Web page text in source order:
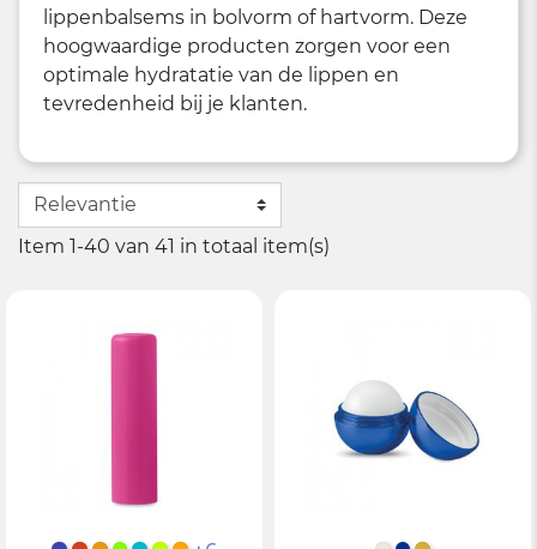
lippenbalsems in bolvorm of hartvorm. Deze
hoogwaardige producten zorgen voor een
optimale hydratatie van de lippen en
tevredenheid bij je klanten.
Item 1-40 van 41 in totaal item(s)